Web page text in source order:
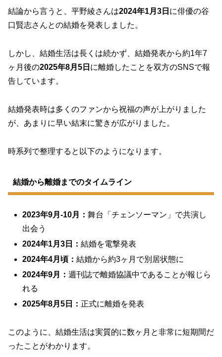
結論から言うと、平野綾さんは2024年1月3日 に俳優の谷
口賢志さんとの結婚を発表しました。
しかし、 結婚生活は長くは続かず、結婚発表から約1年7
ヶ月後の2025年8月5日 に離婚したことを双方のSNSで報
告しています。
結婚発表時は多くのファンから祝福の声が上がりました
が、あまりに早い結末に驚きが広がりました。
時系列で整理すると以下のようになります。
結婚から離婚までのタイムライン
2023年9月-10月：舞台「チェンソーマン」で共演し
出会う
2024年1月3日：結婚を電撃発表
2024年4月頃：結婚から約3ヶ月で別居状態に
2024年9月：週刊誌で離婚協議中であることが報じら
れる
2025年8月5日： 正式に離婚を発表
このように、結婚生活は実質的に数ヶ月と非常に短期間だ
ったことがわかります。